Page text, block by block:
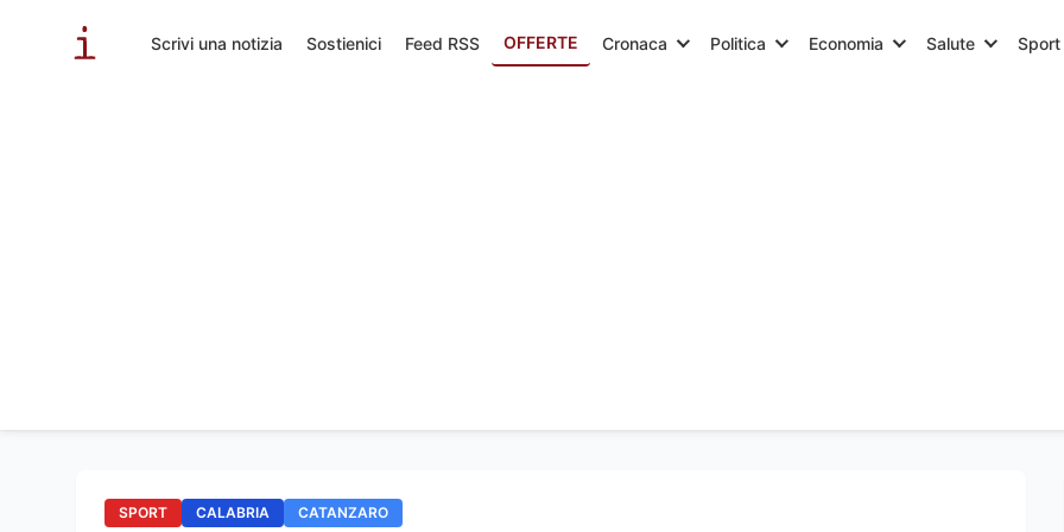
Scrivi una notizia Sostienici Feed RSS OFFERTE Cronaca Politica Economia Salute Sport
SPORT CALABRIA CATANZARO